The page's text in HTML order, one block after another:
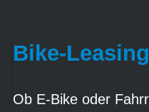
Bike-
Ob E-Bike oder